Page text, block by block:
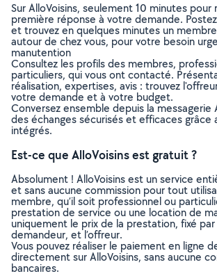
Sur AlloVoisins, seulement 10 minutes pour
première réponse à votre demande.
et trouvez en quelques minutes un
autour de chez vous, pour votre besoin
manutention
Consultez les profils des membres,
particuliers, qui vous ont contacté.
réalisation, expertises, avis : trouvez
votre demande et à votre budget.
Conversez ensemble depuis la messagerie
des échanges sécurisés et efficaces grâce
intégrés.
Est-ce que AlloVoisins est gratuit ?
Absolument ! AlloVoisins est un service
et sans aucune commission pour tout
membre, qu’il soit professionnel ou
prestation de service ou une location de
uniquement le prix de la prestation, fixé par
demandeur, et l’offreur.
Vous pouvez réaliser le paiement en ligne
directement sur AlloVoisins, sans aucune
bancaires.